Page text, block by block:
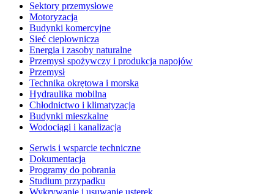
Sektory przemysłowe
Motoryzacja
Budynki komercyjne
Sieć ciepłownicza
Energia i zasoby naturalne
Przemysł spożywczy i produkcja napojów
Przemysł
Technika okrętowa i morska
Hydraulika mobilna
Chłodnictwo i klimatyzacja
Budynki mieszkalne
Wodociągi i kanalizacja
Serwis i wsparcie techniczne
Dokumentacja
Programy do pobrania
Studium przypadku
Wykrywanie i usuwanie usterek